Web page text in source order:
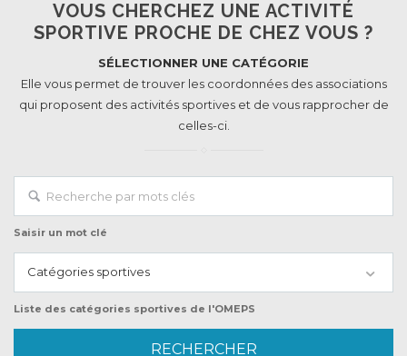
VOUS CHERCHEZ UNE ACTIVITÉ
SPORTIVE PROCHE DE CHEZ VOUS ?
SÉLECTIONNER UNE CATÉGORIE
Elle vous permet de trouver les coordonnées des associations
qui proposent des activités sportives et de vous rapprocher de
celles-ci.
Saisir un mot clé
Catégories sportives
Liste des catégories sportives de l'OMEPS